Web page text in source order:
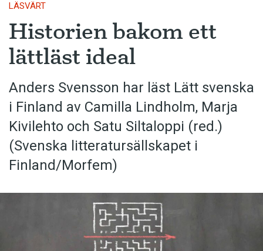
LÄSVÄRT
Historien bakom ett
lättläst ideal
Anders Svensson har läst Lätt svenska
i Finland av Camilla Lindholm, Marja
Kivilehto och Satu Siltaloppi (red.)
(Svenska litteratur­sällskapet i
Finland/Morfem)